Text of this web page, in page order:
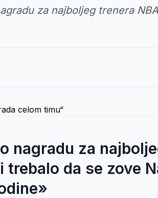
za najboljeg trenera
nagradu za
trebalo da se zove